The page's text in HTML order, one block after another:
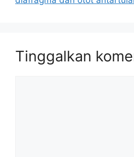
Tinggalkan